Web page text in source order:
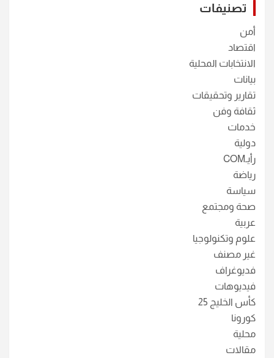
تصنيفات
أمن
اقتصاد
الانتخابات المحلية
بيانات
تقارير وتحقيقات
ثقافة وفن
خدمات
دولية
رأيـCOM
رياضة
سياسة
صحة ومجتمع
عربية
علوم وتكنولوجيا
غير مصنف
فديوغراف
فيديوهات
كأس الخليج 25
كورونا
محلية
مقالات